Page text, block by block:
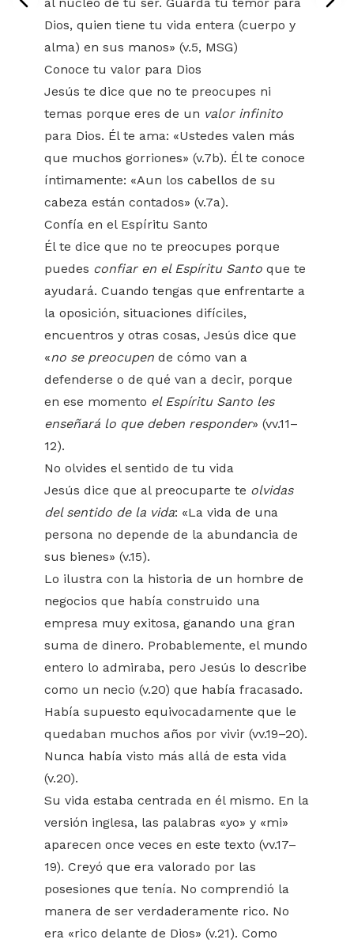
Dios, quien tiene tu vida entera (cuerpo y
alma) en sus manos» (v.5, MSG)
Conoce tu valor para Dios
Jesús te dice que no te preocupes ni
temas porque eres de un valor infinito
para Dios. Él te ama: «Ustedes valen más
que muchos gorriones» (v.7b). Él te conoce
íntimamente: «Aun los cabellos de su
cabeza están contados» (v.7a).
Confía en el Espíritu Santo
Él te dice que no te preocupes porque
puedes confiar en el Espíritu Santo que te
ayudará. Cuando tengas que enfrentarte a
la oposición, situaciones difíciles,
encuentros y otras cosas, Jesús dice que
«no se preocupen de cómo van a
defenderse o de qué van a decir, porque
en ese momento el Espíritu Santo les
enseñará lo que deben responder» (vv.11–
12).
No olvides el sentido de tu vida
Jesús dice que al preocuparte te olvidas
del sentido de la vida: «La vida de una
persona no depende de la abundancia de
sus bienes» (v.15).
Lo ilustra con la historia de un hombre de
negocios que había construido una
empresa muy exitosa, ganando una gran
suma de dinero. Probablemente, el mundo
entero lo admiraba, pero Jesús lo describe
como un necio (v.20) que había fracasado.
Había supuesto equivocadamente que le
quedaban muchos años por vivir (vv.19–20).
Nunca había visto más allá de esta vida
(v.20).
Su vida estaba centrada en él mismo. En la
versión inglesa, las palabras «yo» y «mi»
aparecen once veces en este texto (vv.17–
19). Creyó que era valorado por las
posesiones que tenía. No comprendió la
manera de ser verdaderamente rico. No
era «rico delante de Dios» (v.21). Como